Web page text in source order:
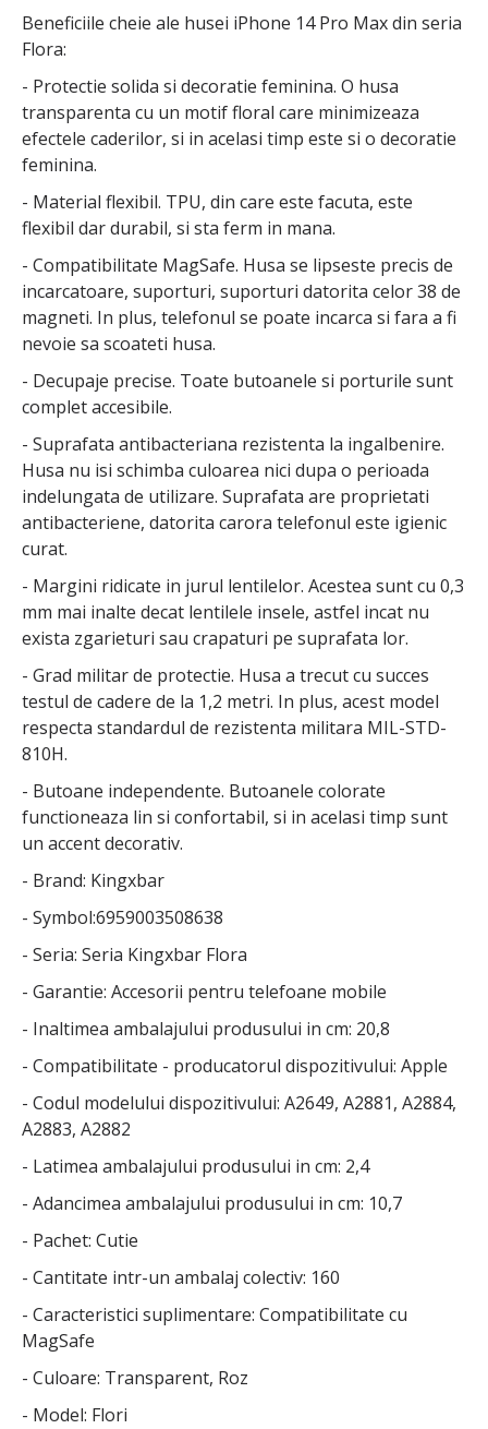
Beneficiile cheie ale husei iPhone 14 Pro Max din seria
Flora:
- Protectie solida si decoratie feminina. O husa
transparenta cu un motif floral care minimizeaza
efectele caderilor, si in acelasi timp este si o decoratie
feminina.
- Material flexibil. TPU, din care este facuta, este
flexibil dar durabil, si sta ferm in mana.
- Compatibilitate MagSafe. Husa se lipseste precis de
incarcatoare, suporturi, suporturi datorita celor 38 de
magneti. In plus, telefonul se poate incarca si fara a fi
nevoie sa scoateti husa.
- Decupaje precise. Toate butoanele si porturile sunt
complet accesibile.
- Suprafata antibacteriana rezistenta la ingalbenire.
Husa nu isi schimba culoarea nici dupa o perioada
indelungata de utilizare. Suprafata are proprietati
antibacteriene, datorita carora telefonul este igienic
curat.
- Margini ridicate in jurul lentilelor. Acestea sunt cu 0,3
mm mai inalte decat lentilele insele, astfel incat nu
exista zgarieturi sau crapaturi pe suprafata lor.
- Grad militar de protectie. Husa a trecut cu succes
testul de cadere de la 1,2 metri. In plus, acest model
respecta standardul de rezistenta militara MIL-STD-
810H.
- Butoane independente. Butoanele colorate
functioneaza lin si confortabil, si in acelasi timp sunt
un accent decorativ.
- Brand: Kingxbar
- Symbol:6959003508638
- Seria: Seria Kingxbar Flora
- Garantie: Accesorii pentru telefoane mobile
- Inaltimea ambalajului produsului in cm: 20,8
- Compatibilitate - producatorul dispozitivului: Apple
- Codul modelului dispozitivului: A2649, A2881, A2884,
A2883, A2882
- Latimea ambalajului produsului in cm: 2,4
- Adancimea ambalajului produsului in cm: 10,7
- Pachet: Cutie
- Cantitate intr-un ambalaj colectiv: 160
- Caracteristici suplimentare: Compatibilitate cu
MagSafe
- Culoare: Transparent, Roz
- Model: Flori